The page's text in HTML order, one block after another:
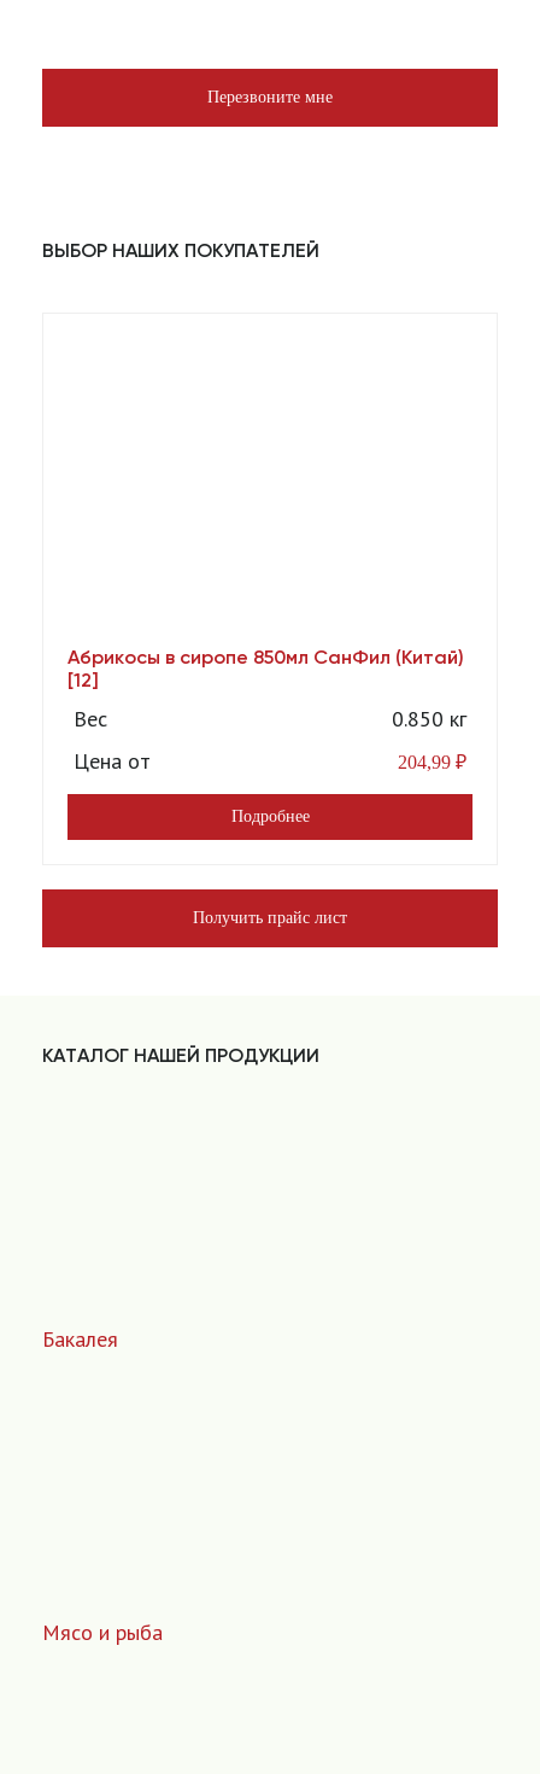
Перезвоните мне
ВЫБОР НАШИХ ПОКУПАТЕЛЕЙ
Абрикосы в сиропе 850мл СанФил (Китай)
[12]
Вес
0.850 кг
Цена от
204,99 ₽
Подробнее
Получить прайс лист
КАТАЛОГ НАШЕЙ ПРОДУКЦИИ
Бакалея
Мясо и рыба